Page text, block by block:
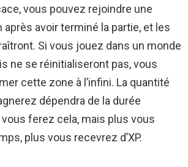
vous pouvez rejoindre une
avoir terminé la partie, et les
Si vous jouez dans un monde
ne se réinitialiseront pas, vous
cette zone à l’infini. La quantité
dépendra de la durée
ferez cela, mais plus vous
plus vous recevrez d’XP.